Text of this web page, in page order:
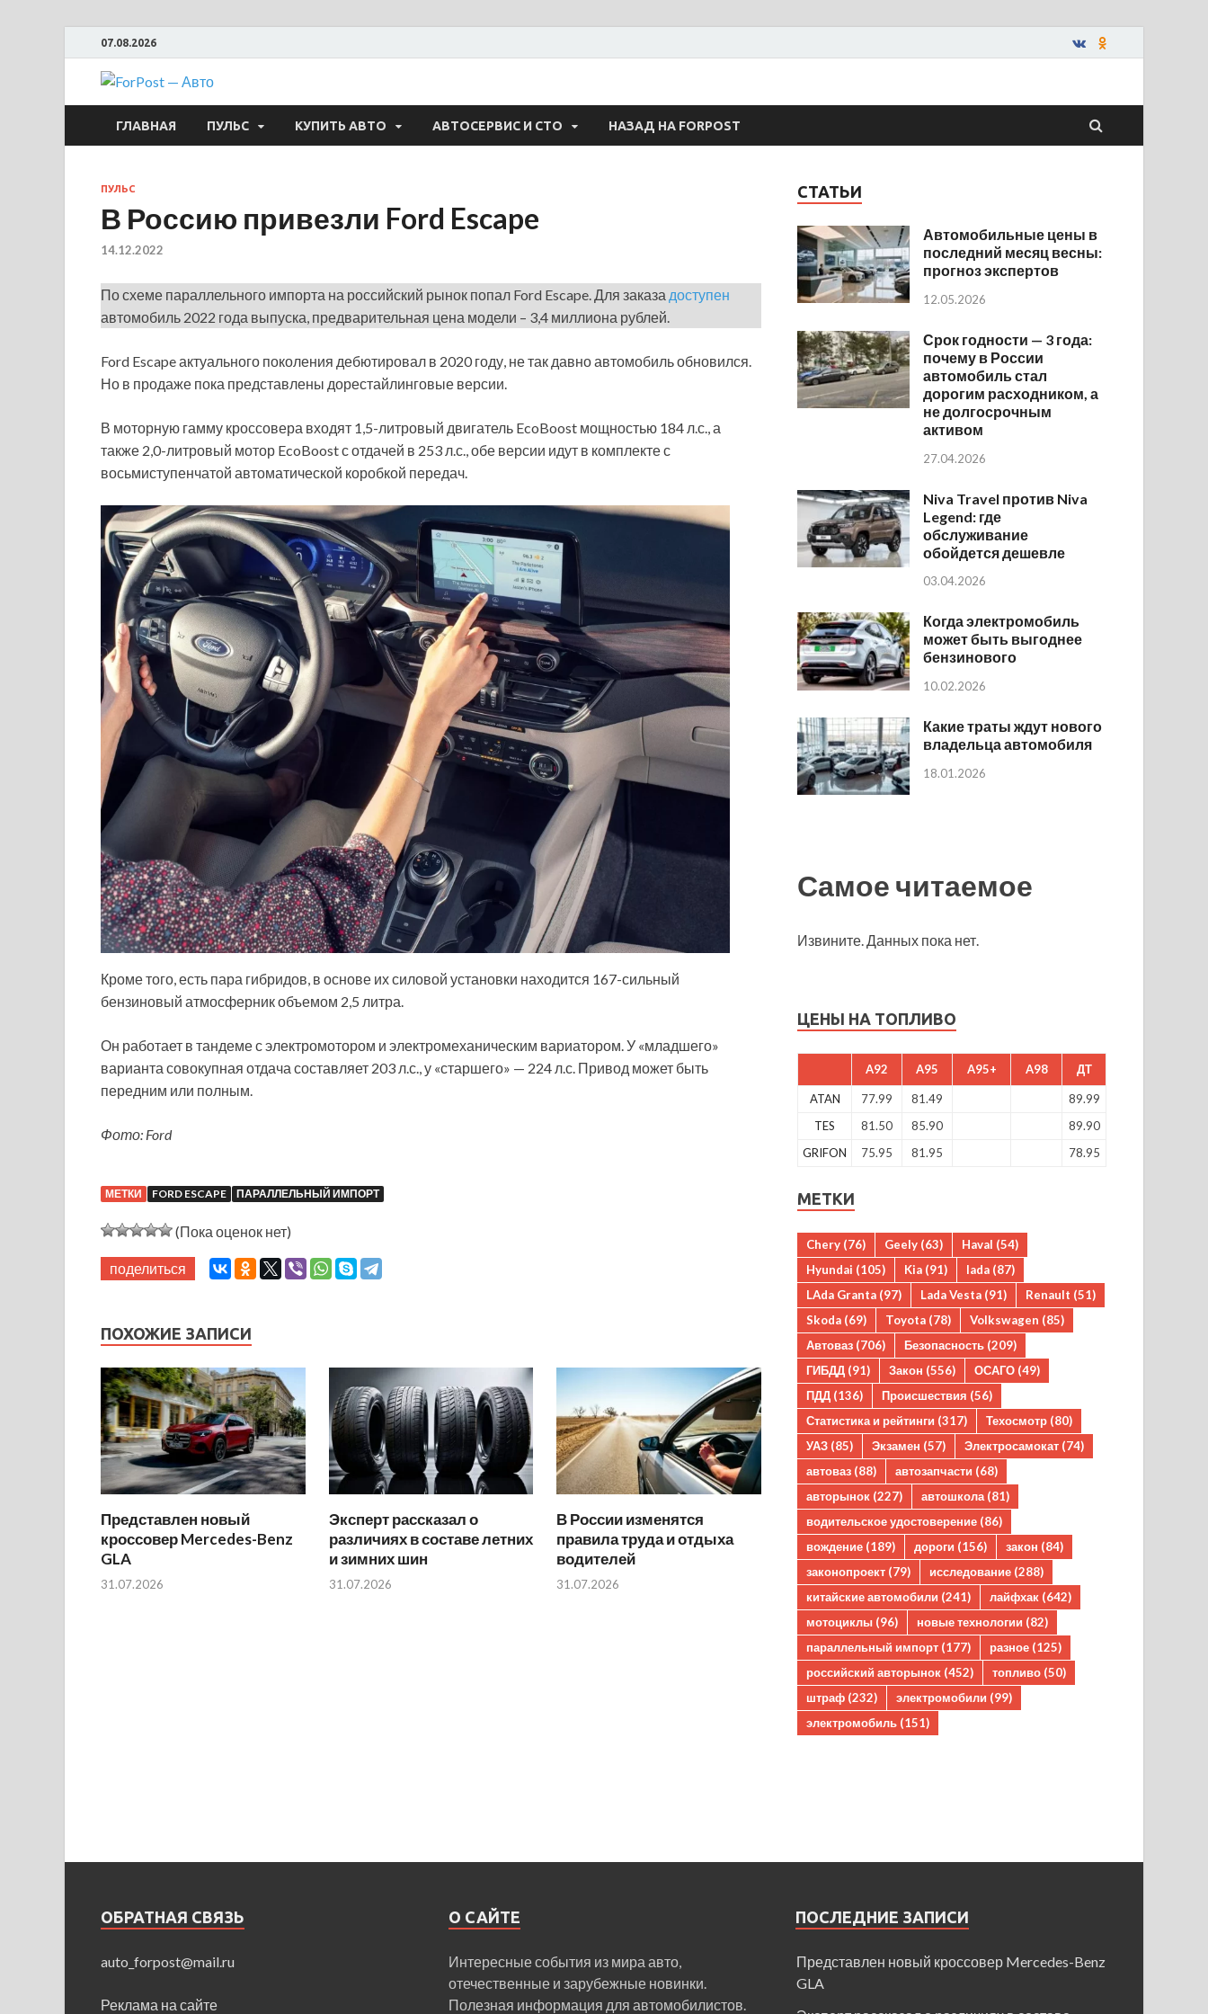
07.08.2026
ForPost — Авто
ГЛАВНАЯ ПУЛЬС КУПИТЬ АВТО АВТОСЕРВИС И СТО НАЗАД НА FORPOST
ПУЛЬС
В Россию привезли Ford Escape
14.12.2022
По схеме параллельного импорта на российский рынок попал Ford Escape. Для заказа доступен
автомобиль 2022 года выпуска, предварительная цена модели – 3,4 миллиона рублей.
Ford Escape актуального поколения дебютировал в 2020 году, не так давно автомобиль обновился.
Но в продаже пока представлены дорестайлинговые версии.
В моторную гамму кроссовера входят 1,5-литровый двигатель EcoBoost мощностью 184 л.с., а
также 2,0-литровый мотор EcoBoost с отдачей в 253 л.с., обе версии идут в комплекте с
восьмиступенчатой автоматической коробкой передач.
Кроме того, есть пара гибридов, в основе их силовой установки находится 167-сильный
бензиновый атмосферник объемом 2,5 литра.
Он работает в тандеме с электромотором и электромеханическим вариатором. У «младшего»
варианта совокупная отдача составляет 203 л.с., у «старшего» — 224 л.с. Привод может быть
передним или полным.
Фото: Ford
МЕТКИ FORD ESCAPE ПАРАЛЛЕЛЬНЫЙ ИМПОРТ
(Пока оценок нет)
поделиться
ПОХОЖИЕ ЗАПИСИ
Представлен новый
кроссовер Mercedes-Benz
GLA
31.07.2026
Эксперт рассказал о
различиях в составе летних
и зимних шин
31.07.2026
В России изменятся
правила труда и отдыха
водителей
31.07.2026
СТАТЬИ
Автомобильные цены в
последний месяц весны:
прогноз экспертов
12.05.2026
Срок годности — 3 года:
почему в России
автомобиль стал
дорогим расходником, а
не долгосрочным
активом
27.04.2026
Niva Travel против Niva
Legend: где
обслуживание
обойдется дешевле
03.04.2026
Когда электромобиль
может быть выгоднее
бензинового
10.02.2026
Какие траты ждут нового
владельца автомобиля
18.01.2026
Самое читаемое
Извините. Данных пока нет.
ЦЕНЫ НА ТОПЛИВО
A92 A95 A95+ A98 ДТ
ATAN 77.99 81.49
89.99
TES
81.50 85.90
89.90
GRIFON
75.95 81.95 78.95
МЕТКИ
Chery (76) Geely (63) Haval (54)
Hyundai (105) Kia (91) lada (87)
LAda Granta (97) Lada Vesta (91) Renault (51)
Skoda (69) Toyota (78) Volkswagen (85)
Автоваз (706) Безопасность (209)
ГИБДД (91) Закон (556) ОСАГО (49)
ПДД (136) Происшествия (56)
Статистика и рейтинги (317) Техосмотр (80)
УАЗ (85) Экзамен (57) Электросамокат (74)
автоваз (88) автозапчасти (68)
авторынок (227) автошкола (81)
водительское удостоверение (86)
вождение (189) дороги (156) закон (84)
законопроект (79) исследование (288)
китайские автомобили (241) лайфхак (642)
мотоциклы (96) новые технологии (82)
параллельный импорт (177) разное (125)
российский авторынок (452) топливо (50)
штраф (232) электромобили (99)
электромобиль (151)
ОБРАТНАЯ СВЯЗЬ
auto_forpost@mail.ru
Реклама на сайте
О САЙТЕ
Интересные события из мира авто,
отечественные и зарубежные новинки.
Полезная информация для автомобилистов.
ПОСЛЕДНИЕ ЗАПИСИ
Представлен новый кроссовер Mercedes-Benz
GLA